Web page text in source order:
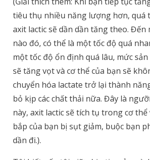
tiêu thụ nhiều năng lượng hơn, quá
axit lactic sẽ dần dần tăng theo.
nào đó, có thể là một tốc độ quá
một tốc độ ổn định quá lâu, mức
sẽ tăng vọt và cơ thể của bạn sẽ
chuyển hóa lactate trở lại thành
bỏ kịp các chất thải nữa. Đây là
này, axit lactic sẽ tích tụ trong cơ thể
bắp của bạn bị sụt giảm, buộc bạn
dần đi.).